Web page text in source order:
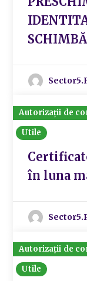
Autorizații de
Utile
în luna
Autorizații de
Utile